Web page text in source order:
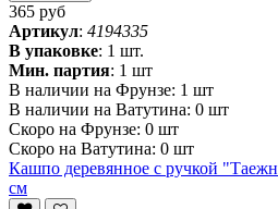
365 руб
Артикул: 4194335
В упаковке: 1 шт.
Мин. партия: 1 шт
В наличии на Фрунзе: 1 шт
В наличии на Ватутина: 0 шт
Скоро на Фрунзе: 0 шт
Скоро на Ватутина: 0 шт
Кашпо деревянное с ручкой
см